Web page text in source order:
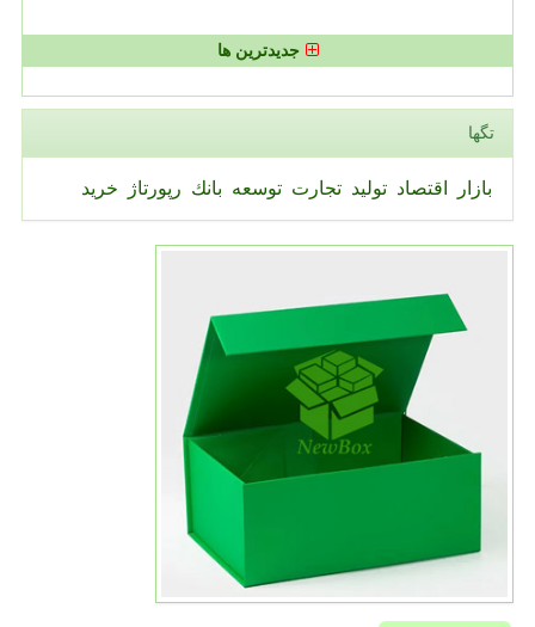
جدیدترین ها
تگها
بازار اقتصاد تولید تجارت توسعه بانك رپورتاژ خرید